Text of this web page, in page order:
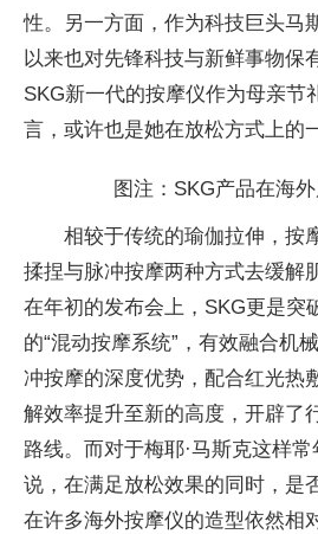
性。另一方面，作为科技巨头马
以来也对先锋科技与新鲜事物保
SKG新一代的按摩仪作为母亲节
言，或许也是她在放松方式上的
图注：SKG产品在海
相较于传统的瑜伽拉伸，按
揉捏与脉冲按摩两种方式去缓解
在年初的发布会上，SKG更是突
的“混动按摩系统”，有效融合机
冲按摩的深度优势，配合红光热
解效率提升至新的高度，开辟了
路线。而对于梅耶·马斯克这样
说，在满足放松效果的同时，是
在许多海外按摩仪的造型依然相